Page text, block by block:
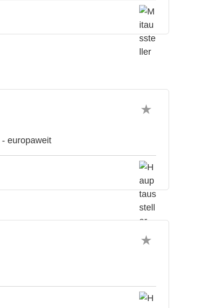
europaweit